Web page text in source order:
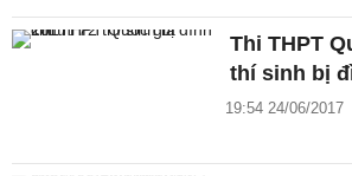
Thi THPT
thí sinh bị
19:54 24/06/2017